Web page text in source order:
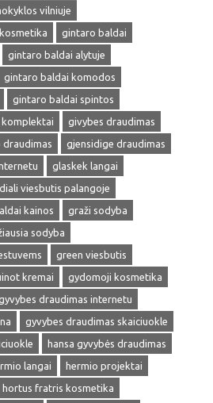
vilniuje
gintaro baldai
gintaro baldai alytuje
gintaro baldai komodos
gintaro baldai spintos
givybes draudimas
gjensidige draudimas
glaskek langai
viesbutis palangoje
kainos
graži sodyba
sodyba
green viesbutis
kremai
gydomoji kosmetika
draudimas internetu
gyvybes draudimas skaiciuokle
hansa gyvybės draudimas
langai
hermio projektai
hortus fratris kosmetika